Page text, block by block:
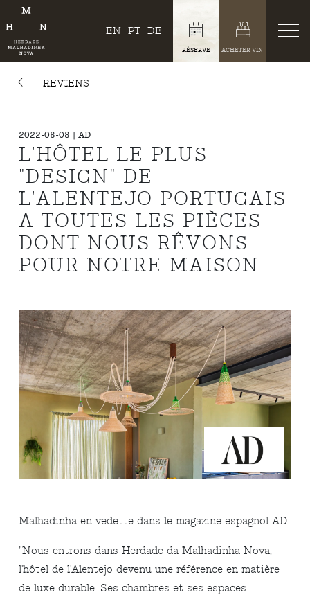
EN PT DE
RÉSERVE ACHETER VIN
REVIENS
2022-08-08 | AD
L'HÔTEL LE PLUS
"DESIGN" DE
L'ALENTEJO PORTUGAIS
A TOUTES LES PIÈCES
DONT NOUS RÊVONS
POUR NOTRE MAISON
Malhadinha en vedette dans le magazine espagnol AD.
"Nous entrons dans Herdade da Malhadinha Nova,
l'hôtel de l'Alentejo devenu une référence en matière
de luxe durable. Ses chambres et ses espaces